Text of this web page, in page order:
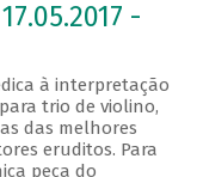
-
à interpretação
trio de violino,
das melhores
eruditos. Para
peça do